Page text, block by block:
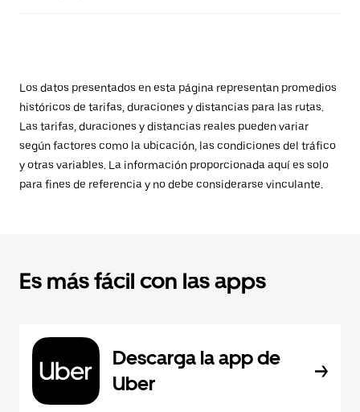
Los datos presentados en esta página representan promedios
históricos de tarifas, duraciones y distancias para las rutas.
Las tarifas, duraciones y distancias reales pueden variar
según factores como la ubicación, las condiciones del tráfico
y otras variables. La información proporcionada aquí es solo
para fines de referencia y no debe considerarse vinculante.
Es más fácil con las apps
Descarga la app de
Uber